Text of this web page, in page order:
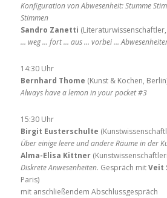
Konfiguration von Abwesenheit: Stumme
Stimmen
Sandro Zanetti
… weg … fort … aus … vorbei …
14:30 Uhr
Bernhard Thome (Kunst & Kochen,
Always have a lemon in your pocket #3
15:30 Uhr
Birgit Eusterschulte
Über einige leere und andere Räume in der
Alma-Elisa Kittner
Diskrete Anwesenheiten. Gespräch mitVeit
Paris)
mit anschließendem Abschlussgespräch